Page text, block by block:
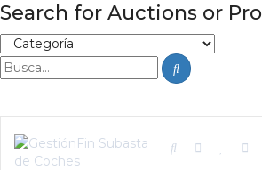
Search for Auctions or